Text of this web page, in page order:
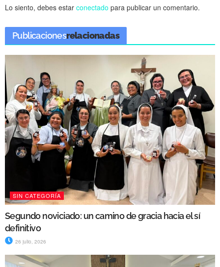
Lo siento, debes estar conectado para publicar un comentario.
Publicacionesrelacionadas
SIN CATEGORÍA
Segundo noviciado: un camino de gracia hacia el sí
definitivo
26 julio, 2026